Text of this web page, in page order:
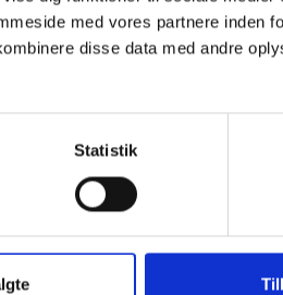
med vores partnere inden
disse data med andre
Statistik